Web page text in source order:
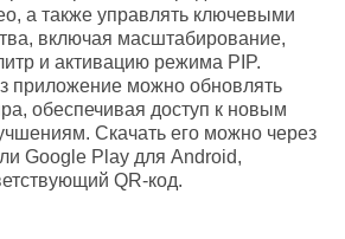
а также управлять ключевыми
включая масштабирование,
и активацию режима PIP.
приложение можно обновлять
обеспечивая доступ к новым
Скачать его можно через
Google Play для Android,
QR-код.